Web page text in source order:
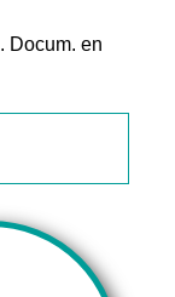
. Docum. en